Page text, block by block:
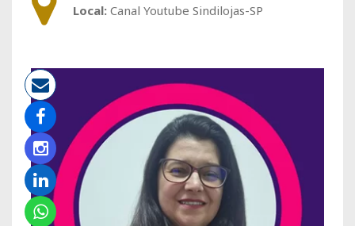
Local: Canal Youtube Sindilojas-SP